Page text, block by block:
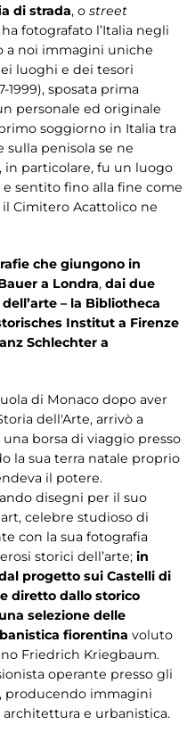
di strada, o street
ha fotografato l’Italia negli
a noi immagini uniche
luoghi e dei tesori
1999), sposata prima
personale ed originale
soggiorno in Italia tra
sulla penisola se ne
in particolare, fu un luogo
sentito fino alla fine come
il Cimitero Acattolico ne
che giungono in
a Londra, dai due
– la Bibliotheca
Institut a Firenze
Schlechter a
di Monaco dopo aver
dell'Arte, arrivò a
una borsa di viaggio presso
la sua terra natale proprio
il potere.
disegni per il suo
celebre studioso di
con la sua fotografia
storici dell’arte; in
progetto sui Castelli di
diretto dallo storico
selezione delle
fiorentina voluto
Friedrich Kriegbaum.
operante presso gli
producendo immagini
e urbanistica.